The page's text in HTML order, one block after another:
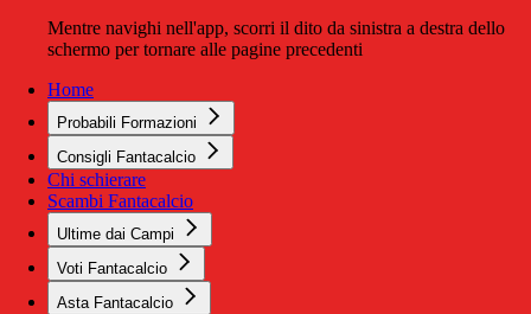
Mentre navighi nell'app, scorri il dito da sinistra a destra dello
schermo per tornare alle pagine precedenti
Home
Probabili Formazioni
Consigli Fantacalcio
Chi schierare
Scambi Fantacalcio
Ultime dai Campi
Voti Fantacalcio
Asta Fantacalcio